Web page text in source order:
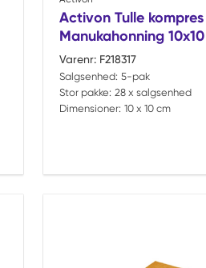
Activon Tulle
Manukahonning
Varenr: F218317
Salgsenhed: 5-pak
Stor pakke: 28 x salgsenhed
Dimensioner: 10 x 10 cm